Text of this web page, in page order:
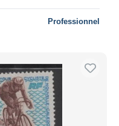
Professionnel